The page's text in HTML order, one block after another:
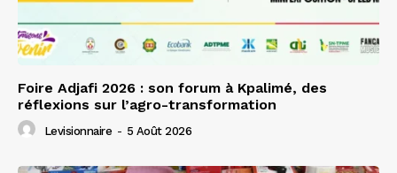
Foire Adjafi 2026 : son forum à Kpalimé, des
réflexions sur l’agro-transformation
Levisionnaire - 5 Août 2026